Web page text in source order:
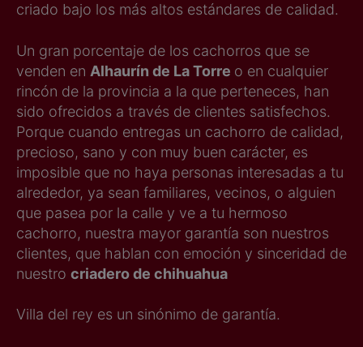
criado bajo los más altos estándares de calidad.
Un gran porcentaje de los cachorros que se
venden en Alhaurín de La Torre o en cualquier
rincón de la provincia a la que perteneces, han
sido ofrecidos a través de clientes satisfechos.
Porque cuando entregas un cachorro de calidad,
precioso, sano y con muy buen carácter, es
imposible que no haya personas interesadas a tu
alrededor, ya sean familiares, vecinos, o alguien
que pasea por la calle y ve a tu hermoso
cachorro, nuestra mayor garantía son nuestros
clientes, que hablan con emoción y sinceridad de
nuestro criadero de chihuahua
Villa del rey es un sinónimo de garantía.